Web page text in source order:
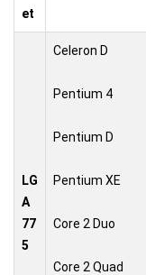
et
LG
A
77
5
Celeron D
Pentium 4
Pentium D
Pentium XE
Core 2 Duo
Core 2 Quad